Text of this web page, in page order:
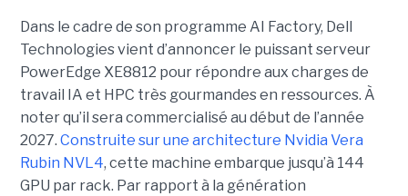
Dans le cadre de son programme AI Factory, Dell
Technologies vient d’annoncer le puissant serveur
PowerEdge XE8812 pour répondre aux charges de
travail IA et HPC très gourmandes en ressources. À
noter qu’il sera commercialisé au début de l’année
2027. Construite sur une architecture Nvidia Vera
Rubin NVL4, cette machine embarque jusqu’à 144
GPU par rack. Par rapport à la génération